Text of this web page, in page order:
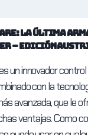
LA ÚLTIMA
– Edición
un innovador
con la
avanzada, que le
ventajas. Como